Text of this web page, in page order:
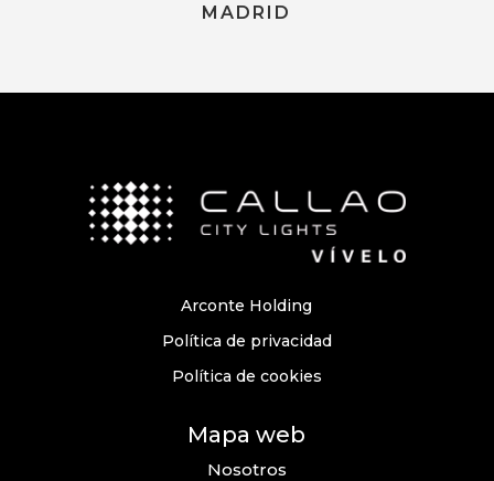
MADRID
Arconte Holding
Política de privacidad
Política de cookies
Mapa web
Nosotros